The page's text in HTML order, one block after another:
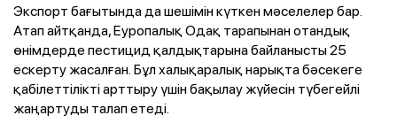
Экспорт бағытында да шешімін күткен мәселелер бар.
Атап айтқанда, Еуропалық Одақ тарапынан отандық
өнімдерде пестицид қалдықтарына байланысты 25
ескерту жасалған. Бұл халықаралық нарықта бәсекеге
қабілеттілікті арттыру үшін бақылау жүйесін түбегейлі
жаңартуды талап етеді.